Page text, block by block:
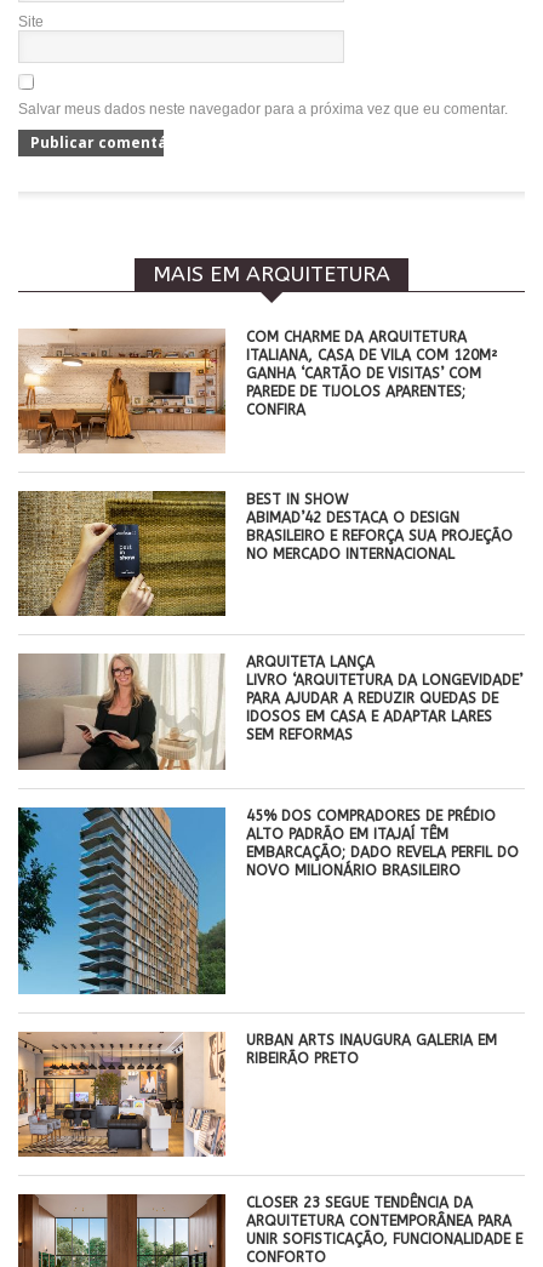
Site
Salvar meus dados neste navegador para a próxima vez que eu comentar.
MAIS EM ARQUITETURA
COM CHARME DA ARQUITETURA
ITALIANA, CASA DE VILA COM 120M²
GANHA ‘CARTÃO DE VISITAS’ COM
PAREDE DE TIJOLOS APARENTES;
CONFIRA
BEST IN SHOW
ABIMAD’42 DESTACA O DESIGN
BRASILEIRO E REFORÇA SUA PROJEÇÃO
NO MERCADO INTERNACIONAL
ARQUITETA LANÇA
LIVRO ‘ARQUITETURA DA LONGEVIDADE’
PARA AJUDAR A REDUZIR QUEDAS DE
IDOSOS EM CASA E ADAPTAR LARES
SEM REFORMAS
45% DOS COMPRADORES DE PRÉDIO
ALTO PADRÃO EM ITAJAÍ TÊM
EMBARCAÇÃO; DADO REVELA PERFIL DO
NOVO MILIONÁRIO BRASILEIRO
​URBAN ARTS INAUGURA GALERIA EM
RIBEIRÃO PRETO
CLOSER 23 SEGUE TENDÊNCIA DA
ARQUITETURA CONTEMPORÂNEA PARA
UNIR SOFISTICAÇÃO, FUNCIONALIDADE E
CONFORTO